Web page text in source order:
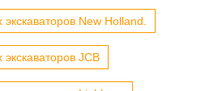
New Holland.
JCB